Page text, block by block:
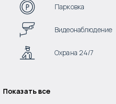
Парковка
Видеонаблюдение
Охрана 24/7
Показать все